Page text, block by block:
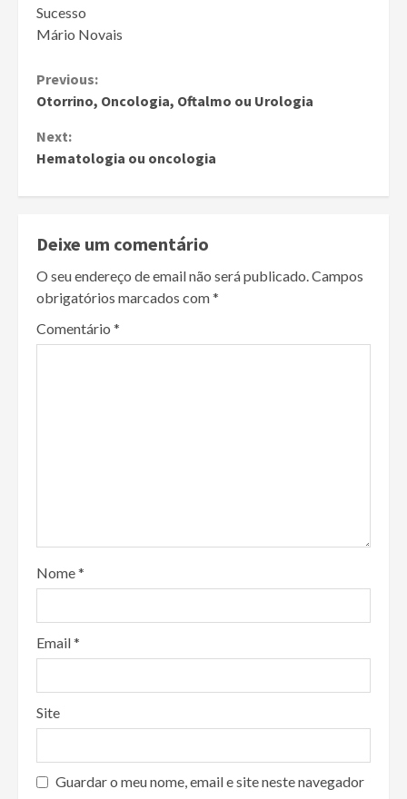
Sucesso
Mário Novais
Continue
Reading
Previous:
Otorrino, Oncologia, Oftalmo ou Urologia
Next:
Hematologia ou oncologia
Deixe um comentário
O seu endereço de email não será publicado.Campos
obrigatórios marcados com*
Comentário *
Nome*
Email*
Site
Guardar o meu nome, email e site neste navegador